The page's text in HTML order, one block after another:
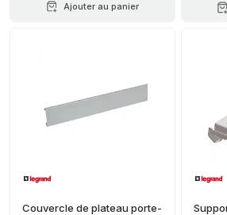
Ajouter au panier
Couvercle de plateau porte-